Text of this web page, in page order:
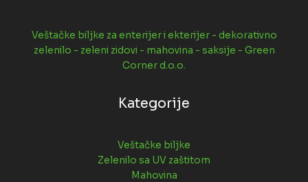
Veštačke biljke za enterijer i ekterijer - dekorativno
zelenilo - zeleni zidovi - mahovina - saksije - Green
Corner d.o.o.
Kategorije
Veštačke biljke
Zelenilo sa UV zaštitom
Mahovina